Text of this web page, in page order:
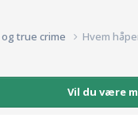
true crime Hvem
Vil du være